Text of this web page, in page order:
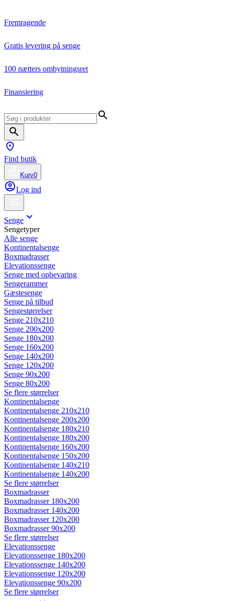
Fremragende
Gratis levering på senge
100 nætters ombytningsret
Finansiering
Find butik
Kurv0
Log ind
Senge
Sengetyper
Alle senge
Kontinentalsenge
Boxmadrasser
Elevationssenge
Senge med opbevaring
Sengerammer
Gæstesenge
Senge på tilbud
Sengestørrelser
Senge 210x210
Senge 200x200
Senge 180x200
Senge 160x200
Senge 140x200
Senge 120x200
Senge 90x200
Senge 80x200
Se flere størrelser
Kontinentalsenge
Kontinentalsenge 210x210
Kontinentalsenge 200x200
Kontinentalsenge 180x210
Kontinentalsenge 180x200
Kontinentalsenge 160x200
Kontinentalsenge 150x200
Kontinentalsenge 140x210
Kontinentalsenge 140x200
Se flere størrelser
Boxmadrasser
Boxmadrasser 180x200
Boxmadrasser 140x200
Boxmadrasser 120x200
Boxmadrasser 90x200
Se flere størrelser
Elevationssenge
Elevationssenge 180x200
Elevationssenge 140x200
Elevationssenge 120x200
Elevationssenge 90x200
Se flere størrelser